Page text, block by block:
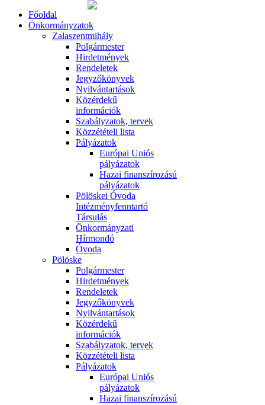
Főoldal
Önkormányzatok
Zalaszentmihály
Polgármester
Hirdetmények
Rendeletek
Jegyzőkönyvek
Nyilvántartások
Közérdekű
információk
Szabályzatok, tervek
Közzétételi lista
Pályázatok
Európai Uniós
pályázatok
Hazai finanszírozású
pályázatok
Pölöskei Óvoda
Intézményfenntartó
Társulás
Önkormányzati
Hírmondó
Óvoda
Pölöske
Polgármester
Hirdetmények
Rendeletek
Jegyzőkönyvek
Nyilvántartások
Közérdekű
információk
Szabályzatok, tervek
Közzétételi lista
Pályázatok
Európai Uniós
pályázatok
Hazai finanszírozású